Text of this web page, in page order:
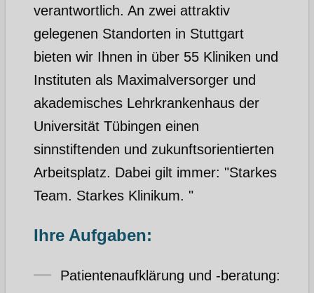
verantwortlich. An zwei attraktiv
gelegenen Standorten in Stuttgart
bieten wir Ihnen in über 55 Kliniken und
Instituten als Maximalversorger und
akademisches Lehrkrankenhaus der
Universität Tübingen einen
sinnstiftenden und zukunftsorientierten
Arbeitsplatz. Dabei gilt immer: "Starkes
Team. Starkes Klinikum. "
Ihre Aufgaben:
Patientenaufklärung und -beratung: